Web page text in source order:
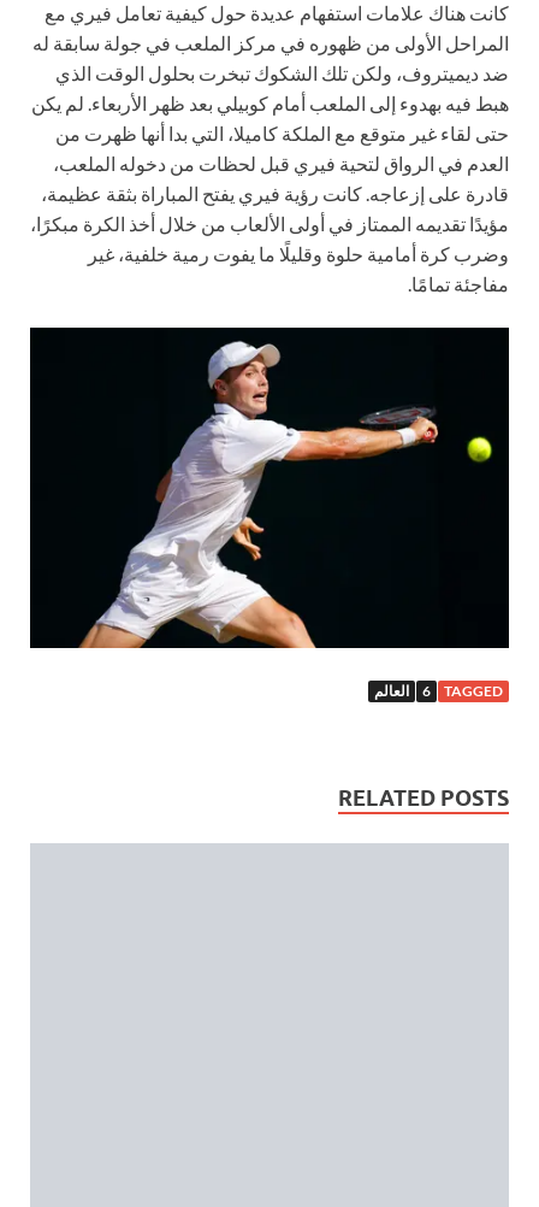
كانت هناك علامات استفهام عديدة حول كيفية تعامل فيري مع
المراحل الأولى من ظهوره في مركز الملعب في جولة سابقة له
ضد ديميتروف، ولكن تلك الشكوك تبخرت بحلول الوقت الذي
هبط فيه بهدوء إلى الملعب أمام كوبيلي بعد ظهر الأربعاء. لم يكن
حتى لقاء غير متوقع مع الملكة كاميلا، التي بدا أنها ظهرت من
العدم في الرواق لتحية فيري قبل لحظات من دخوله الملعب،
قادرة على إزعاجه. كانت رؤية فيري يفتح المباراة بثقة عظيمة،
مؤيدًا تقديمه الممتاز في أولى الألعاب من خلال أخذ الكرة مبكرًا،
وضرب كرة أمامية حلوة وقليلًا ما يفوت رمية خلفية، غير
مفاجئة تمامًا.
TAGGED
6 العالم
RELATED POSTS